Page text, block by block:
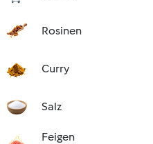
Rosinen
Curry
Salz
Feigen